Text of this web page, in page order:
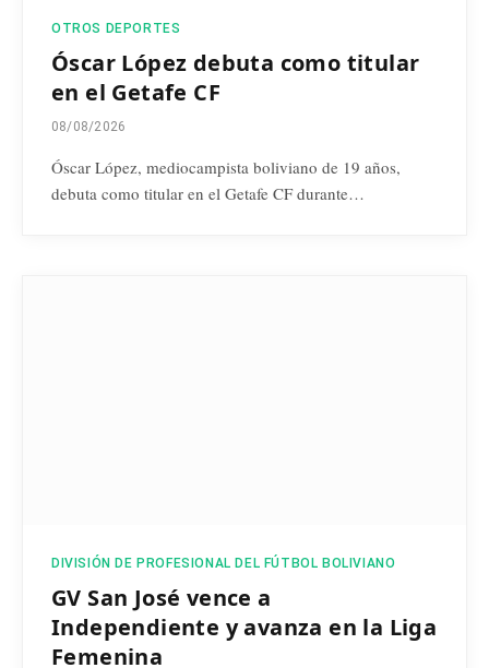
OTROS DEPORTES
Óscar López debuta como titular
en el Getafe CF
08/08/2026
Óscar López, mediocampista boliviano de 19 años,
debuta como titular en el Getafe CF durante…
DIVISIÓN DE PROFESIONAL DEL FÚTBOL BOLIVIANO
GV San José vence a
Independiente y avanza en la Liga
Femenina